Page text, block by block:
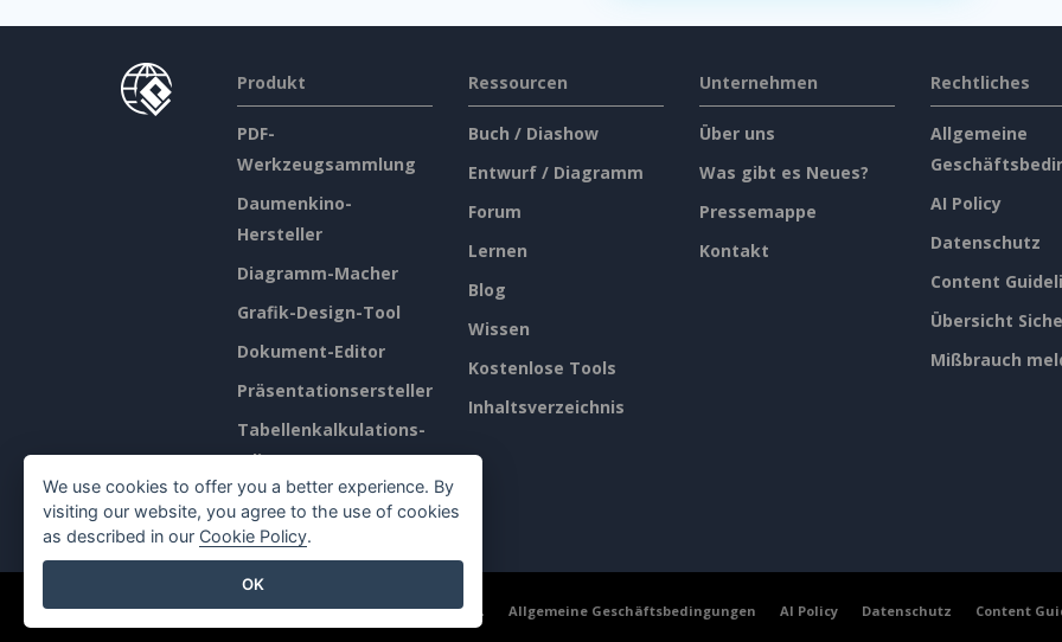
Produkt
PDF-
Werkzeugsammlung
Daumenkino-
Hersteller
Diagramm-Macher
Grafik-Design-Tool
Dokument-Editor
Präsentationsersteller
Tabellenkalkulations-
Editor
Preisgestaltung
Ressourcen
Buch / Diashow
Entwurf / Diagramm
Forum
Lernen
Blog
Wissen
Kostenlose Tools
Inhaltsverzeichnis
Unternehmen
Über uns
Was gibt es Neues?
Pressemappe
Kontakt
Rechtliches
Allgemeine
AI Policy
Datenschutz
Content
Übersicht
Mißbrauch
©2026 by Visual Paradigm. Alle Rechte vorbehalten. Allgemeine Geschäftsbedingungen AI Policy Datenschutz Content
We use cookies to offer you a better experience. By
visiting our website, you agree to the use of cookies
as described in our Cookie Policy.
OK